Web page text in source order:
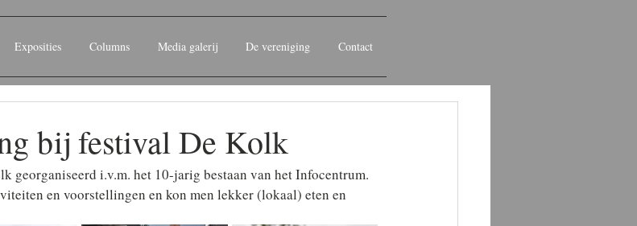
Exposities Columns Media galerij De vereniging Contact
bij festival De Kolk
georganiseerd i.v.m. het 10-jarig bestaan van het Infocentrum.
en voorstellingen en kon men lekker (lokaal) eten en